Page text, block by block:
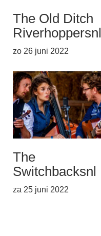
The Old Ditch
Riverhoppersnl
zo 26 juni 2022
The
Switchbacksnl
za 25 juni 2022